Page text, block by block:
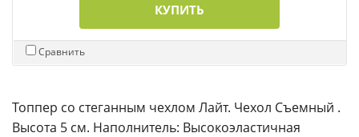
КУПИТЬ
Сравнить
Топпер со стеганным чехлом Лайт. Чехол Съемный .
Высота 5 см. Наполнитель: Высокоэластичная